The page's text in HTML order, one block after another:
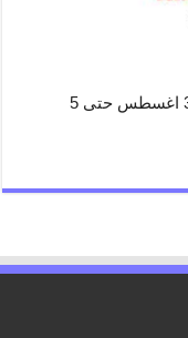
عروض كي إم الشارقة اليوم توفير النقود 3 اغسطس حتى 5